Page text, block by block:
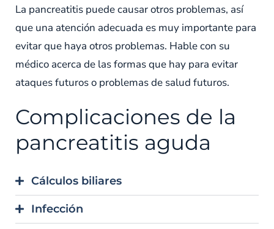
La pancreatitis puede causar otros problemas, así
que una atención adecuada es muy importante para
evitar que haya otros problemas. Hable con su
médico acerca de las formas que hay para evitar
ataques futuros o problemas de salud futuros.
Complicaciones de la
pancreatitis aguda
Cálculos biliares
Infección